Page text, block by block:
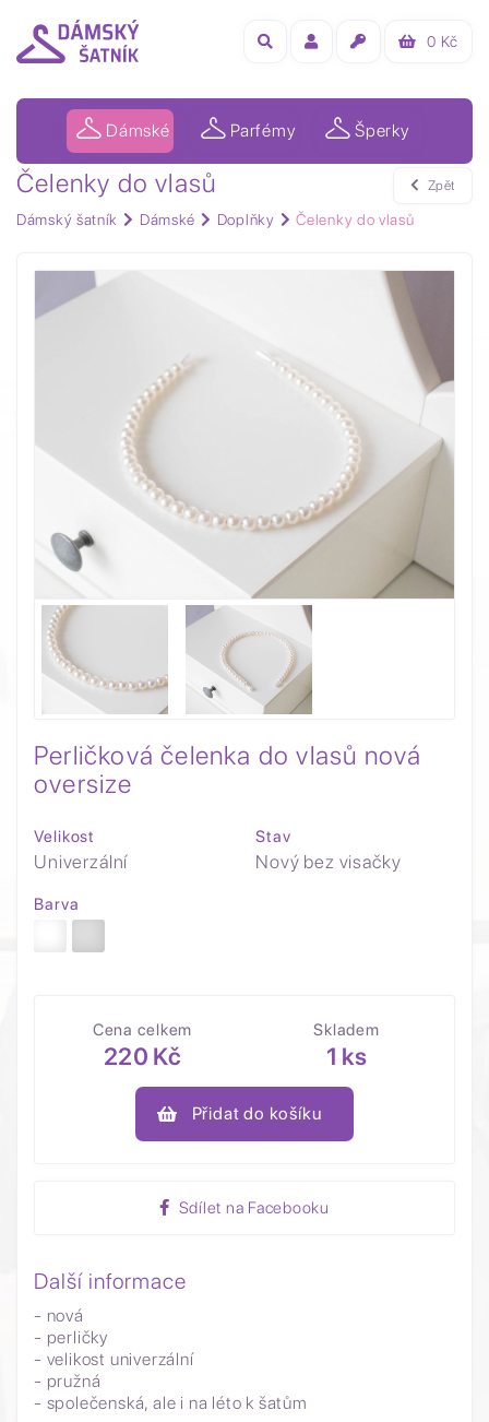
0 Kč
Dámské Parfémy Šperky
Čelenky do vlasů
Dámský šatník Dámské Doplňky Čelenky do vlasů
Zpět
Perličková čelenka do vlasů nová
oversize
Velikost
Univerzální
Stav
Nový bez visačky
Barva
Cena celkem
220 Kč
Skladem
1 ks
Přidat do košíku
Sdílet na Facebooku
Další informace
- nová
- perličky
- velikost univerzální
- pružná
- společenská, ale i na léto k šatům